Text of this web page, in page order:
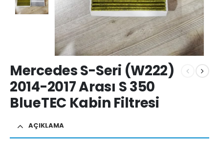
Mercedes S-Seri (W222)
2014-2017 Arası S 350
BlueTEC Kabin Filtresi
AÇIKLAMA